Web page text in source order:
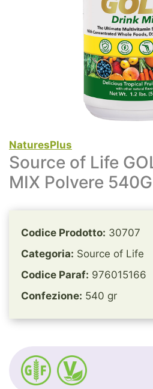
NaturesPlus
Source of Life
MIX Polvere
Codice Prodotto: 30707
Categoria: Source of Life
Codice Paraf: 976015166
Confezione: 540 gr